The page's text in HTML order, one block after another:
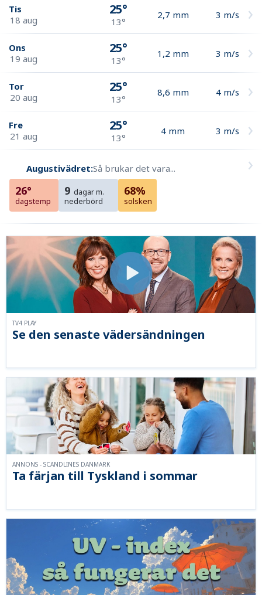
Tis
18 aug
25°
13°
2,7 mm 3 m/s
Ons
19 aug
25°
13°
1,2 mm 3 m/s
Tor
20 aug
25°
13°
8,6 mm 4 m/s
Fre
21 aug
25°
13°
4 mm 3 m/s
Augustivädret:Så brukar det vara...
26°
dagstemp
9 dagar m.
nederbörd
68%
solsken
Se den senaste vädersändningen
TV4 PLAY
Ta färjan till Tyskland i sommar
ANNONS - SCANDLINES DANMARK